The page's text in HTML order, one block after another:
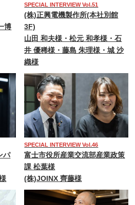
博
SPECIAL INTERVIEW Vol.51
(株)正興電機製作所(本社別館
3F)
山田 和夫様・松元 和孝様・石
井 優稀様・藤島 朱理様・城 沙
織様
パ
SPECIAL INTERVIEW Vol.46
富士市役所産業交流部産業政策
課 松葉様
(株)JOINX 齊藤様